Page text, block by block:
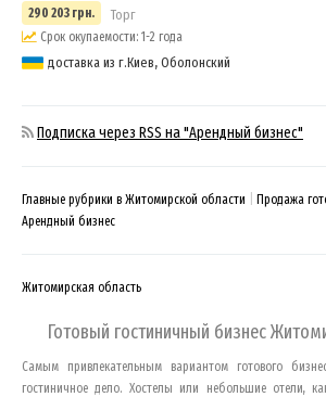
290 203 грн. Торг
Срок окупаемости: 1-2 года
доставка из г.Киев, Оболонский
Подписка через RSS на "Арендный бизнес"
Главные рубрики в Житомирской области
Продажа
Арендный бизнес
Житомирская область
Готовый гостиничный бизнес
Самым привлекательным вариантом готового
гостиничное дело. Хостелы или небольшие отели,